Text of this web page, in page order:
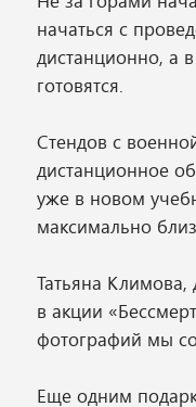
начаться с
дистанционно, а
готовятся.
Стендов с
дистанционное
уже в новом
максимально
Татьяна
в акции
фотографий мы
Еще одним